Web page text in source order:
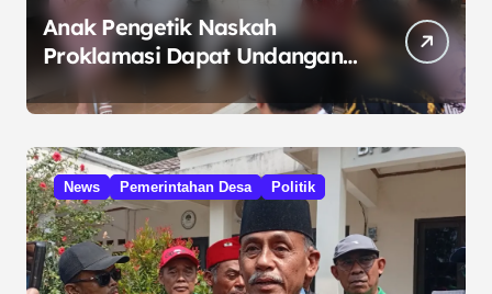
Anak Pengetik Naskah
Proklamasi Dapat Undangan
HUT RI dari Presiden
Prabowo
News Pemerintahan Desa Politik